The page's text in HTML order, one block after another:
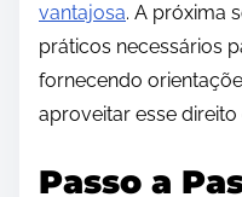
vantajosa. A próxima
práticos necessários
fornecendo
aproveitar esse
Passo a